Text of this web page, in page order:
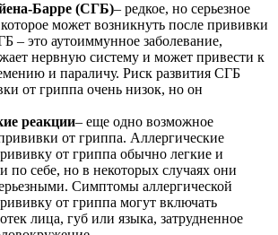
Барре (СГБ)– редкое, но серьезное
может возникнуть после прививки
– это аутоиммунное заболевание,
нервную систему и может привести к
и параличу. Риск развития СГБ
от гриппа очень низок, но он
реакции– еще одно возможное
от гриппа. Аллергические
от гриппа обычно легкие и
по себе, но в некоторых случаях они
Симптомы аллергической
от гриппа могут включать
лица, губ или языка, затрудненное